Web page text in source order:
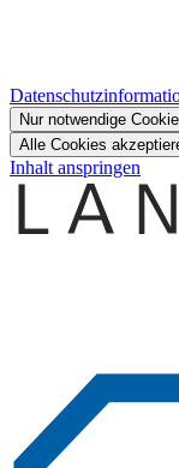
Nur notwendige
Alle Cookies
Inhalt anspringen